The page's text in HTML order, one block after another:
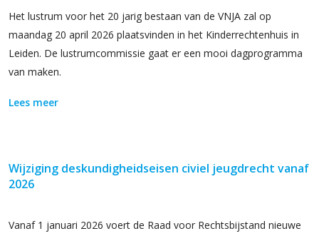
Het lustrum voor het 20 jarig bestaan van de VNJA zal op
maandag 20 april 2026 plaatsvinden in het Kinderrechtenhuis in
Leiden. De lustrumcommissie gaat er een mooi dagprogramma
van maken.
Lees meer
Wijziging deskundigheidseisen civiel jeugdrecht vanaf
2026
Vanaf 1 januari 2026 voert de Raad voor Rechtsbijstand nieuwe